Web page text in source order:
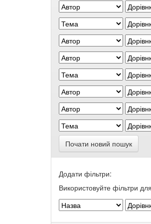
Почати новий пошук
Додати фільтри:
Використовуйте фільтри